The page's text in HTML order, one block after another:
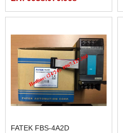
FATEK FBS-4A2D